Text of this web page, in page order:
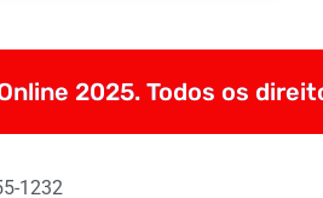
2025. Todos os
1232